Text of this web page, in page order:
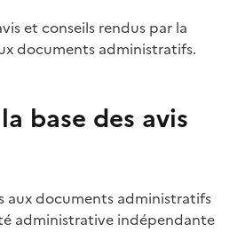
et conseils rendus par la
documents administratifs.
base des avis
aux documents administratifs
administrative indépendante